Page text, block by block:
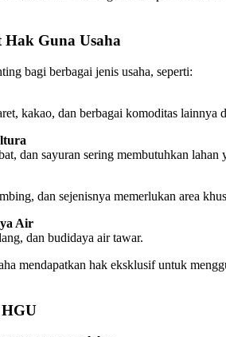
Guna Usaha
bagi berbagai jenis usaha, seperti:
kakao, dan berbagai komoditas lainnya
dan sayuran sering membutuhkan lahan
dan sejenisnya memerlukan area
Air
dan budidaya air tawar.
mendapatkan hak eksklusif untuk